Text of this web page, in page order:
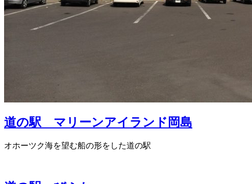
道の駅 マリーンアイランド岡島
オホーツク海を望む船の形をした道の駅